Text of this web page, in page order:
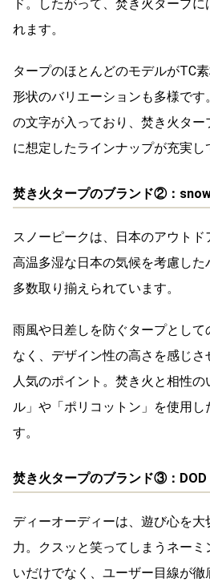
ド。したがって、焚き火タープ
れます。
タープのほとんどのモデルがTC
形状のバリエーションも多様です
の文字が入っており、焚き火タ
に想定したラインナップが充実し
焚き火タープのブランド②：
スノーピークは、日本のアウトド
高温多湿な日本の気候を考慮し
多数取り揃えられています。
雨風や日差しを防ぐタープとし
なく、デザイン性の高さを感じ
人気のポイント。焚き火と相性
ル」や「ポリコットン」を使用
す。
焚き火タープのブランド③：DOD
ディーオーディーは、遊び心を
力。クスッと笑ってしまうネー
いだけでなく、ユーザー目線が徹